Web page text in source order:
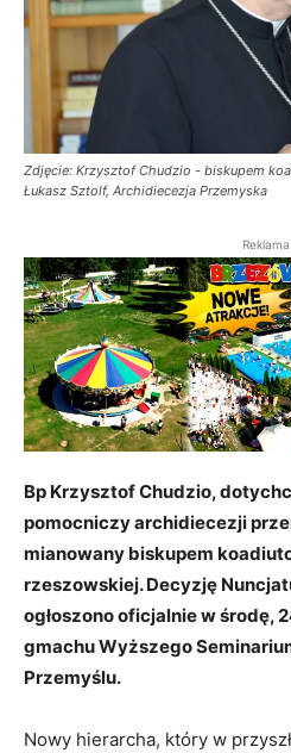
Zdjęcie: Krzysztof Chudzio - biskupem
Łukasz Sztolf, Archidiecezja Przemyska
Reklama
Bp Krzysztof Chudzio,
pomocniczy archidiecezji
mianowany biskupem
rzeszowskiej. Decyzję
ogłoszono oficjalnie w środę,
gmachu Wyższego
Przemyślu.
Nowy hierarcha, który w